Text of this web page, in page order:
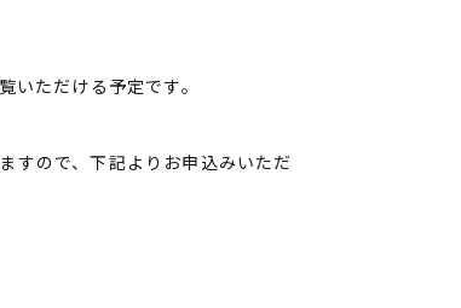
ただける予定です。
すので、下記よりお申込みいただ